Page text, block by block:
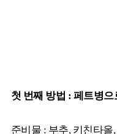
첫 번째 방법 : 페트병으
준비물 : 부추, 키친타올